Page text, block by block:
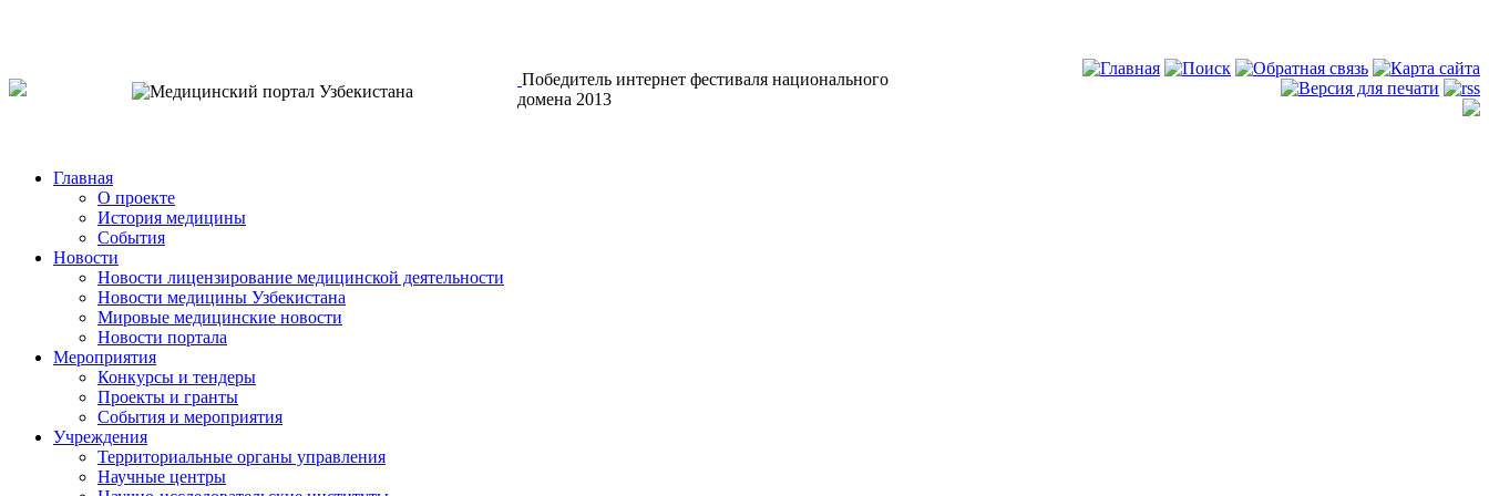
Победитель интернет фестиваля национального
домена 2013
Главная
О проекте
История медицины
События
Новости
Новости лицензирование медицинской деятельности
Новости медицины Узбекистана
Мировые медицинские новости
Новости портала
Мероприятия
Конкурсы и тендеры
Проекты и гранты
События и мероприятия
Учреждения
Территориальные органы управления
Научные центры